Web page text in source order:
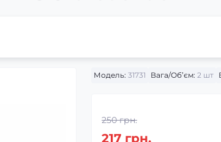
Модель: 31731 Вага/Об’єм: 2 шт
250 грн.
217 грн.